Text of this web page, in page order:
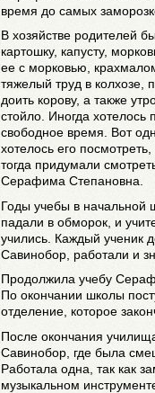
время до самых
В хозяйстве родителей
картошку, капусту,
ее с морковью,
тяжелый труд в колхозе,
доить корову, а также
стойло. Иногда хотелось
свободное время. Вот
хотелось его
тогда придумали
Серафима Степановна.
Годы учебы в начальной
падали в обморок, и
учились. Каждый ученик
Савинобор, работали и
Продолжила учебу
По окончании школы
отделение, которое
После окончания
Савинобор, где была
Работала одна, так как
музыкальном